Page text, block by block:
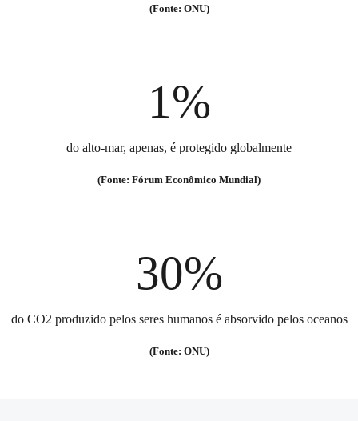
(Fonte: ONU)
1%
do alto-mar, apenas, é protegido globalmente
(Fonte: Fórum Econômico Mundial)
30%
do CO2 produzido pelos seres humanos é absorvido pelos oceanos
(Fonte: ONU)